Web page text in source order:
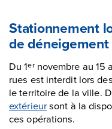
Stationnement
de déneigement
Du 1ernovembre au 15
rues est interdit lors
le territoire de la ville.
extérieursont à la
ces opérations.